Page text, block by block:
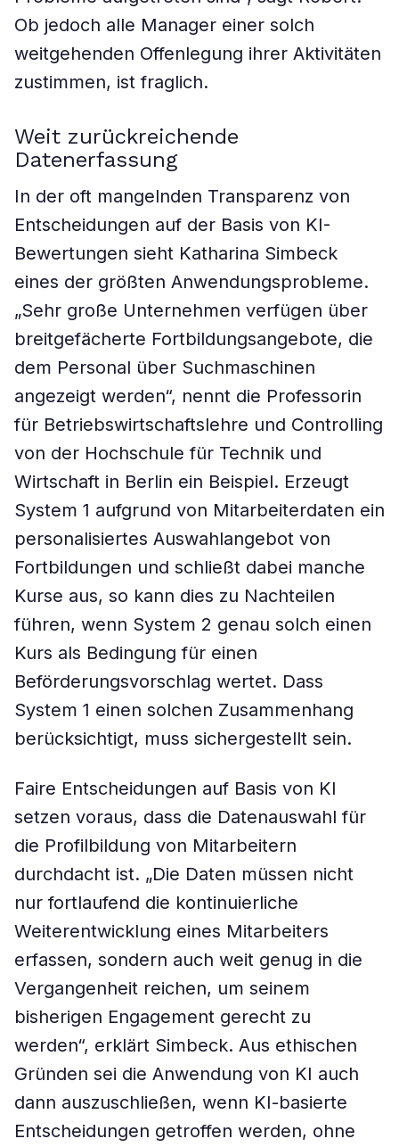
Ob jedoch alle Manager einer solch
weitgehenden Offenlegung ihrer Aktivitäten
zustimmen, ist fraglich.
Weit zurückreichende
Datenerfassung
In der oft mangelnden Transparenz von
Entscheidungen auf der Basis von KI-
Bewertungen sieht Katharina Simbeck
eines der größten Anwendungsprobleme.
„Sehr große Unternehmen verfügen über
breitgefächerte Fortbildungsangebote, die
dem Personal über Suchmaschinen
angezeigt werden“, nennt die Professorin
für Betriebswirtschaftslehre und Controlling
von der Hochschule für Technik und
Wirtschaft in Berlin ein Beispiel. Erzeugt
System 1 aufgrund von Mitarbeiterdaten ein
personalisiertes Auswahlangebot von
Fortbildungen und schließt dabei manche
Kurse aus, so kann dies zu Nachteilen
führen, wenn System 2 genau solch einen
Kurs als Bedingung für einen
Beförderungsvorschlag wertet. Dass
System 1 einen solchen Zusammenhang
berücksichtigt, muss sichergestellt sein.
Faire Entscheidungen auf Basis von KI
setzen voraus, dass die Datenauswahl für
die Profilbildung von Mitarbeitern
durchdacht ist. „Die Daten müssen nicht
nur fortlaufend die kontinuierliche
Weiterentwicklung eines Mitarbeiters
erfassen, sondern auch weit genug in die
Vergangenheit reichen, um seinem
bisherigen Engagement gerecht zu
werden“, erklärt Simbeck. Aus ethischen
Gründen sei die Anwendung von KI auch
dann auszuschließen, wenn KI-basierte
Entscheidungen getroffen werden, ohne